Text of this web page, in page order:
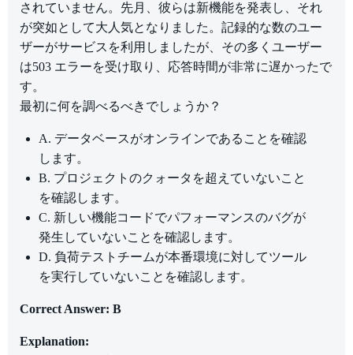
されていません。先月、彼らは新機能を発表し、それ
が突如として大人気となりました。記録的な数のユー
ザーがサービスを利用しましたが、その多くユーザー
は503 エラーを受け取り、応答時間が非常に遅かったで
す。
最初に何を調べるべきでしょうか？
A. データベースがオンラインであることを確認
します。
B. プロジェクトのクォータを超えていないこと
を確認します。
C. 新しい機能コードでパフォーマンスのバグが
発生していないことを確認します。
D. 負荷テストチームが本番環境に対してツール
を実行していないことを確認します。
Correct Answer: B
Explanation: